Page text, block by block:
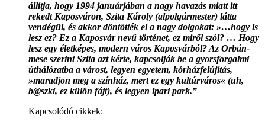
állítja, hogy 1994 januárjában a nagy havazás miatt itt
rekedt Kaposváron, Szita Károly (alpolgármester) látta
vendégül, és akkor döntötték el a nagy dolgokat: »…hogy is
lesz ez? Ez a Kaposvár nevű történet, ez miről szól? … Hogy
lesz egy életképes, modern város Kaposvárból? Az Orbán-
mese szerint Szita azt kérte, kapcsolják be a gyorsforgalmi
úthálózatba a várost, legyen egyetem, kórházfelújítás,
»maradjon meg a színház, mert ez egy kultúrváros« (uh,
b@szki, ez külön fájt), és legyen ipari park.”
Kapcsolódó cikkek: